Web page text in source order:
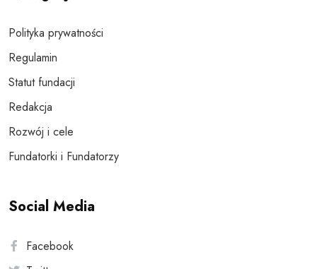
Polityka prywatności
Regulamin
Statut fundacji
Redakcja
Rozwój i cele
Fundatorki i Fundatorzy
Social Media
Facebook